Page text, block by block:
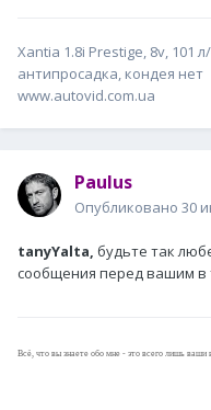
Xantia 1.8i Prestige, 8v, 101 л/
антипросадка, кондея нет
www.autovid.com.ua
Paulus
Опубликовано 30
tanyYalta, будьте так
сообщения перед вашим в
Всё, что вы знаете обо мне - это всего лишь ваши